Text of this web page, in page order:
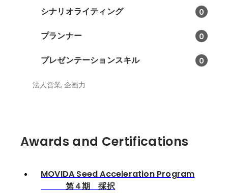
シナリオライティング 0
プランナー 0
プレゼンテーションスキル 0
法人営業, 企画力
Awards and Certifications
MOVIDA Seed Acceleration Program
第４期 採択